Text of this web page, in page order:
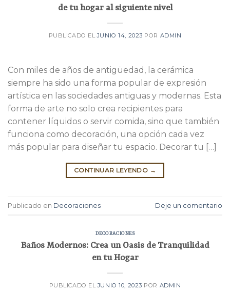
de tu hogar al siguiente nivel
PUBLICADO ELJUNIO 14, 2023 POR ADMIN
Con miles de años de antigüedad, la cerámica
siempre ha sido una forma popular de expresión
artística en las sociedades antiguas y modernas. Esta
forma de arte no solo crea recipientes para
contener líquidos o servir comida, sino que también
funciona como decoración, una opción cada vez
más popular para diseñar tu espacio. Decorar tu […]
CONTINUAR LEYENDO →
Publicado en Decoraciones Deje un comentario
DECORACIONES
Baños Modernos: Crea un Oasis de Tranquilidad
en tu Hogar
PUBLICADO ELJUNIO 10, 2023 POR ADMIN